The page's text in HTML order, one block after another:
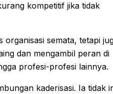
kompetitif jika tidak
semata, tetapi
dan mengambil peran di
profesi-profesi lainnya.
kaderisasi. Ia tidak